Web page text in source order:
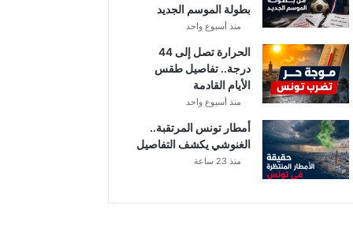
بطولة الموسم الجديد
منذ أسبوع واحد
الحرارة تصل إلى 44
درجة.. تفاصيل طقس
الأيام القادمة
منذ أسبوع واحد
أمطار تونس المرتقبة..
الغنوشي يكشف التفاصيل
منذ 23 ساعة